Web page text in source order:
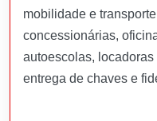
mobilidade e
concessionárias,
autoescolas,
entrega de chaves e